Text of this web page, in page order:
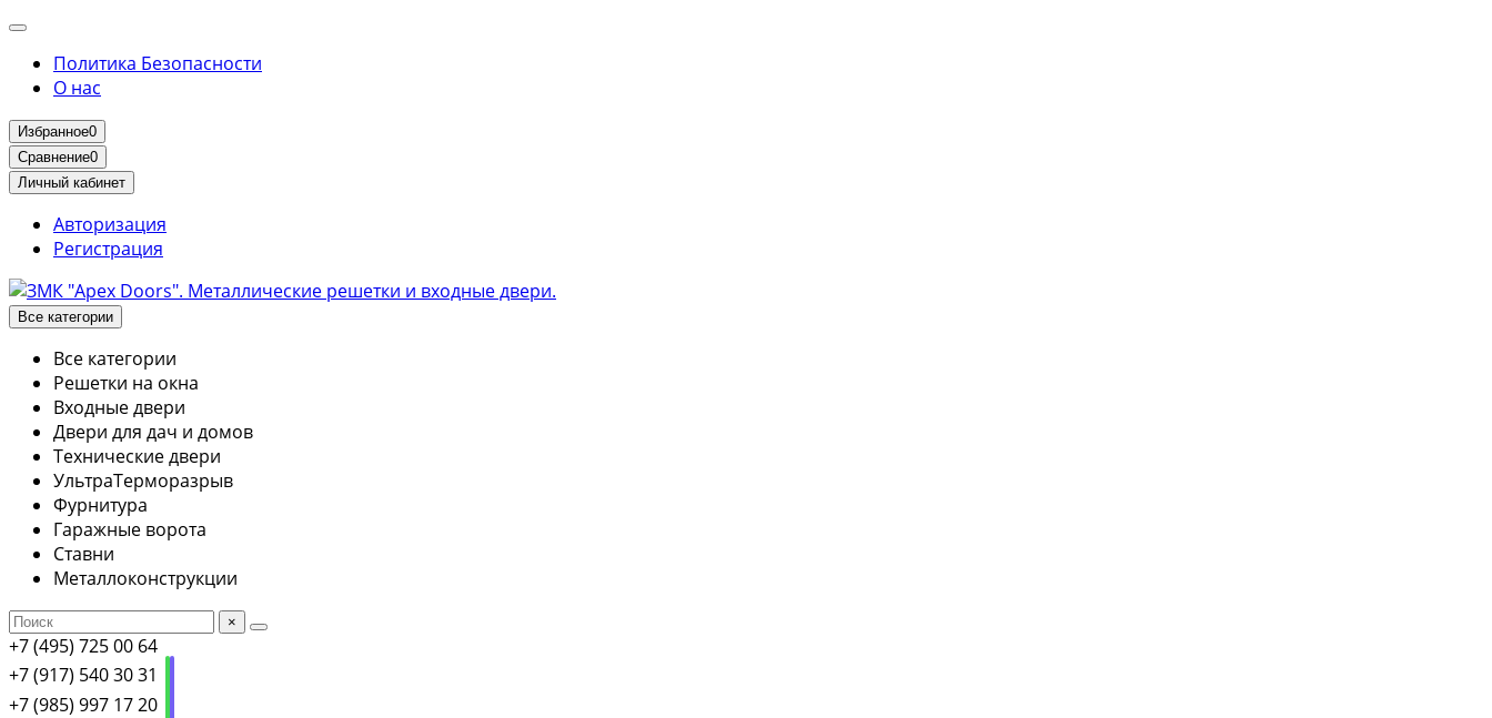
Политика Безопасности
О нас
Избранное0
Сравнение0
Личный кабинет
Авторизация
Регистрация
Все категории
Все категории
Решетки на окна
Входные двери
Двери для дач и домов
Технические двери
УльтраТерморазрыв
Фурнитура
Гаражные ворота
Ставни
Металлоконструкции
×
+7 (495) 725 00 64
+7 (917) 540 30 31
+7 (985) 997 17 20